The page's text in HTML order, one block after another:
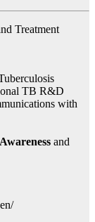
Treatment
TB R&D
with
and